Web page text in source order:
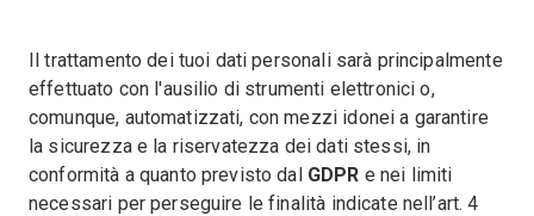
Il trattamento dei tuoi dati personali sarà principalmente
effettuato con l'ausilio di strumenti elettronici o,
comunque, automatizzati, con mezzi idonei a garantire
la sicurezza e la riservatezza dei dati stessi, in
conformità a quanto previsto dal GDPR e nei limiti
necessari per perseguire le finalità indicate nell’art. 4